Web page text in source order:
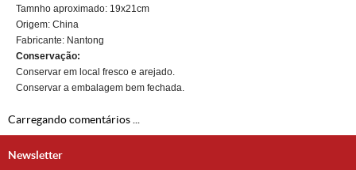
Tamnho aproximado: 19x21cm
Origem: China
Fabricante: Nantong
Conservação:
Conservar em local fresco e arejado.
Conservar a embalagem bem fechada.
Carregando comentários ...
Newsletter